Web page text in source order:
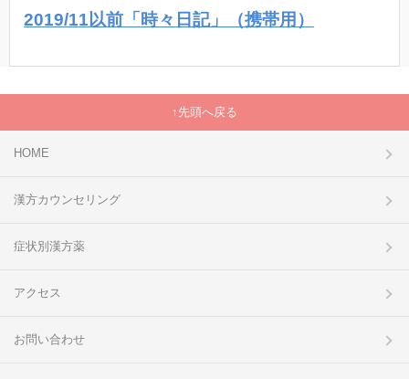
2019/11以前「時々日記」（携帯用）
先頭へ戻る
HOME
漢方カウンセリング
症状別漢方薬
アクセス
お問い合わせ